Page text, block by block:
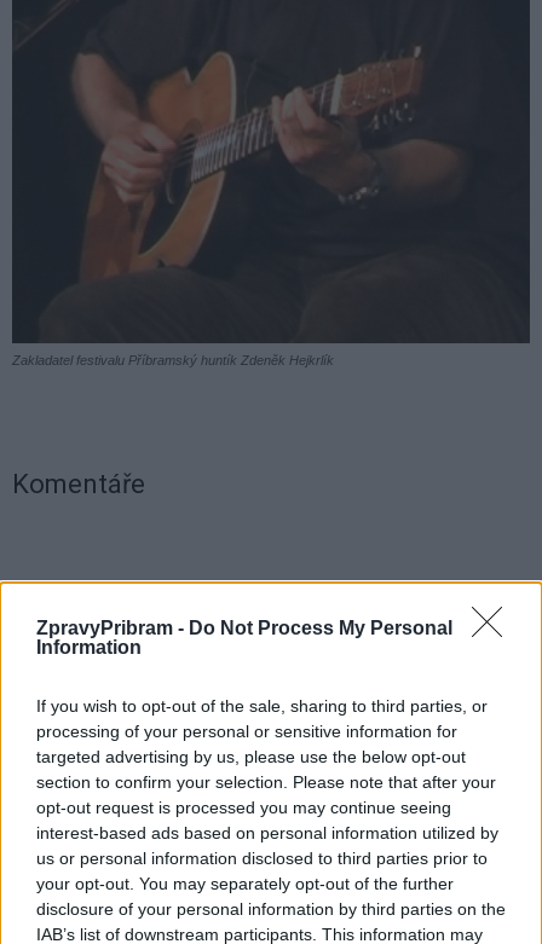
ZpravyPribram - Do Not Process My Personal
Information
If you wish to opt-out of the sale, sharing to third parties, or
processing of your personal or sensitive information for
targeted advertising by us, please use the below opt-out
section to confirm your selection. Please note that after your
opt-out request is processed you may continue seeing
interest-based ads based on personal information utilized by
us or personal information disclosed to third parties prior to
your opt-out. You may separately opt-out of the further
disclosure of your personal information by third parties on the
IAB’s list of downstream participants. This information may
Zakladatel festivalu Příbramský huntík Zdeněk Hejkrlík
Komentáře
Předchozí článek
V příbramské věznici má 21
vězňů koronavirus, pokračuje
Následující článek
Historický špejchar ve
Hvožďanech se dnes otevře